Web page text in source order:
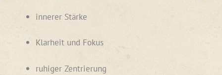
innerer Stärke
Klarheit und Fokus
ruhiger Zentrierung